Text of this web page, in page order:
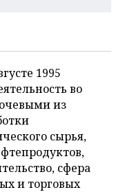
1995
во
из
сырья,
сфера
и торговых